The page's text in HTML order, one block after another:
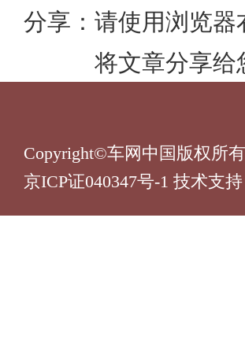
分享： 请使用浏览器
将文章分享给
Copyright©车网中国版权所有
京ICP证040347号-1 技术支持